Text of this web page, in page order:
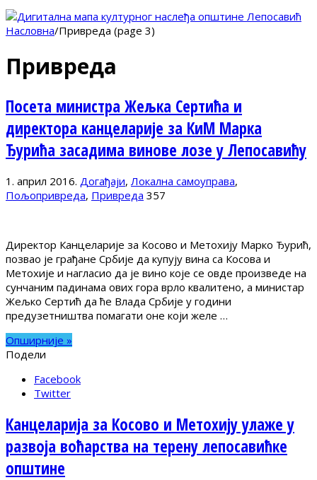
Насловна/Привреда (page 3)
Привреда
Посета министра Жељка Сертића и
директора канцеларије за КиМ Марка
Ђурића засадима винове лозе у Лепосавићу
1. април 2016. Догађаји, Локална самоуправа,
Пољопривреда, Привреда 357
Директор Канцеларије за Косово и Метохију Марко Ђурић,
позвао је грађане Србије да купују вина са Косова и
Метохије и нагласио да је вино које се овде произведе на
сунчаним падинама ових гора врло квалитено, а министар
Жељко Сертић да ће Влада Србије у години
предузетништва помагати оне који желе …
Опширније »
Подели
Facebook
Twitter
Канцеларија за Косово и Метохију улаже у
развоја воћарства на терену лепосавићке
општине